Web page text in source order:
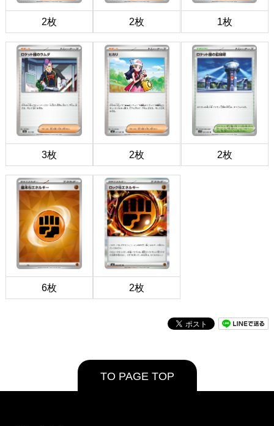
2枚 2枚 1枚
3枚 2枚 2枚
6枚 2枚
TO PAGE TOP